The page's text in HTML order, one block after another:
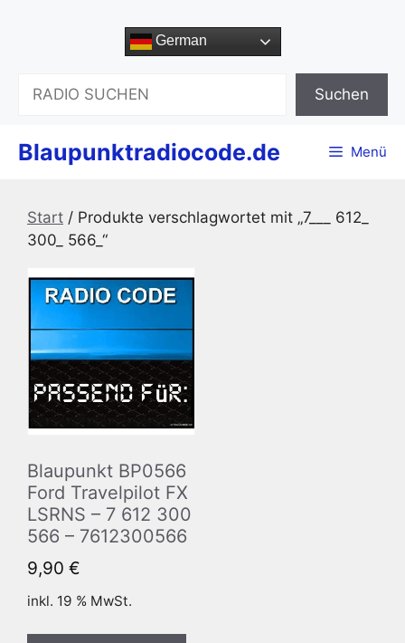
German
Suchen
Blaupunktradiocode.de Menü
Start / Produkte verschlagwortet mit „7___ 612_
300_ 566_“
Blaupunkt BP0566
Ford Travelpilot FX
LSRNS – 7 612 300
566 – 7612300566
9,90 €
inkl. 19 % MwSt.